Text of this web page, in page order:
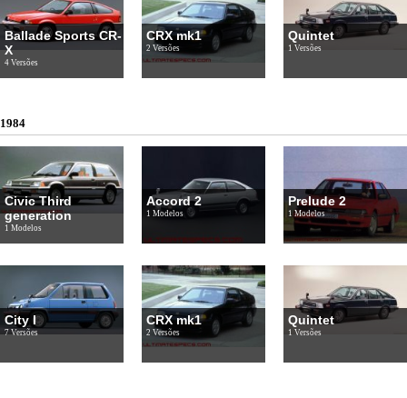
Ballade Sports CR-
X
4 Versões
CRX mk1
2 Versões
Quintet
1 Versões
1984
Civic Third
generation
1 Modelos
Accord 2
1 Modelos
Prelude 2
1 Modelos
City I
7 Versões
CRX mk1
2 Versões
Quintet
1 Versões